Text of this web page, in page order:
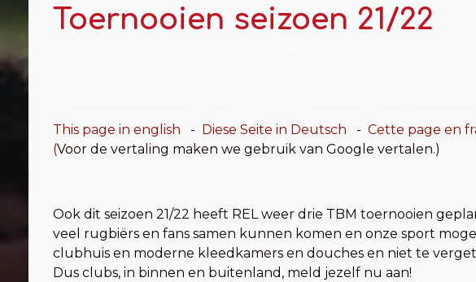
Toernooien seizoen 21/22
This page in english - Diese Seite in Deutsch - Cette page en
(Voor de vertaling maken we gebruik van Google vertalen.)
Ook dit seizoen 21/22 heeft REL weer drie TBM toernooien
veel rugbiërs en fans samen kunnen komen en onze sport
clubhuis en moderne kleedkamers en douches en niet te
Dus clubs, in binnen en buitenland, meld jezelf nu aan!